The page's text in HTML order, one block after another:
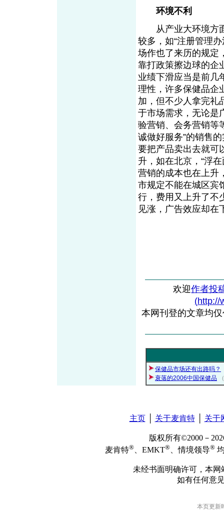
环境不利
从产业大环境方面
较多，如“注册管理
场作也了来历的规定
靠打政策擦边球的企
业绩下滑应当是前几
理性，许多保健品企
加，但不少人拿完礼
于市场需求，无论是
验营销、会务营销等
诚做好服务”的销售
要把产品卖出去就可
升，如在北京，“浮
营销的成本也在上升
市规定不能在城区宾
行，费用又上升了不
见涨，广告效应却在
欢迎作者投
(http://
本网刊登的文章均
保健品市场还有出路吗？
衰落的2006中国保健品
主页│ 关于麦肯特│ 关于
版权所有©2000－
麦肯特® 、EMKT® 、情境领导®
未经书面明确许可，本
如有任何意
本页更新